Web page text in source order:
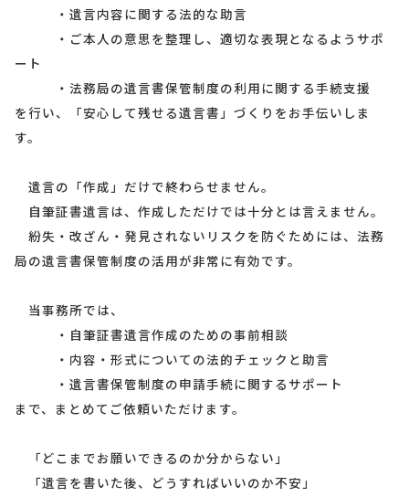
・遺言内容に関する法的な助言
・ご本人の意思を整理し、適切な表現となるようサポ
ート
・法務局の遺言書保管制度の利用に関する手続支援
を行い、「安心して残せる遺言書」づくりをお手伝いしま
す。
遺言の「作成」だけで終わらせません。
自筆証書遺言は、作成しただけでは十分とは言えません。
紛失・改ざん・発見されないリスクを防ぐためには、法務
局の遺言書保管制度の活用が非常に有効です。
当事務所では、
・自筆証書遺言作成のための事前相談
・内容・形式についての法的チェックと助言
・遺言書保管制度の申請手続に関するサポート
まで、まとめてご依頼いただけます。
「どこまでお願いできるのか分からない」
「遺言を書いた後、どうすればいいのか不安」